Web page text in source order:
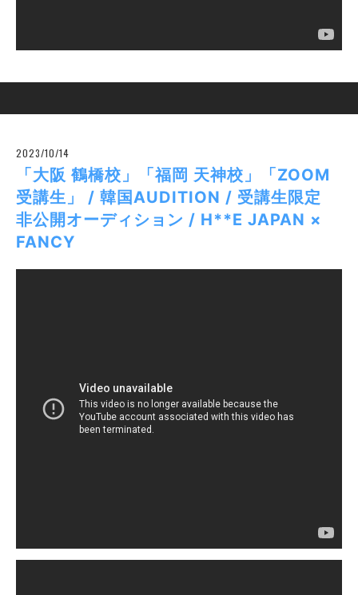
2023/10/14
「大阪 鶴橋校」「福岡 天神校」「ZOOM
受講生」 / 韓国AUDITION / 受講生限定
非公開オーディション / H**E JAPAN ×
FANCY